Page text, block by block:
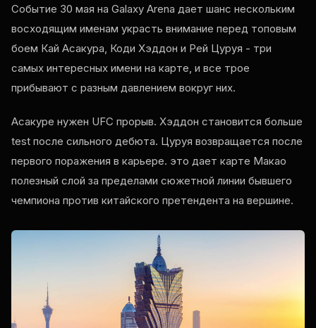
Событие 30 мая на Galaxy Arena дает шанс нескольким
восходящим именам украсть внимание перед топовым
боем Кай Асакура, Коди Хэддон и Рей Цуруя - три
самых интересных имени на карте, и все трое
прибывают с разным давлением вокруг них.
Асакуре нужен UFC прорыв. Хэддон становится больше
test после сильного дебюта. Цуруя возвращается после
первого поражения в карьере. это дает карте Макао
полезный слой за пределами сюжетной линии бывшего
чемпиона против китайского претендента на вершине.